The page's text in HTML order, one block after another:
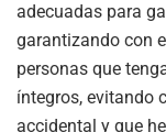
adecuadas para
garantizando con
personas que
íntegros, evitando
accidental y que